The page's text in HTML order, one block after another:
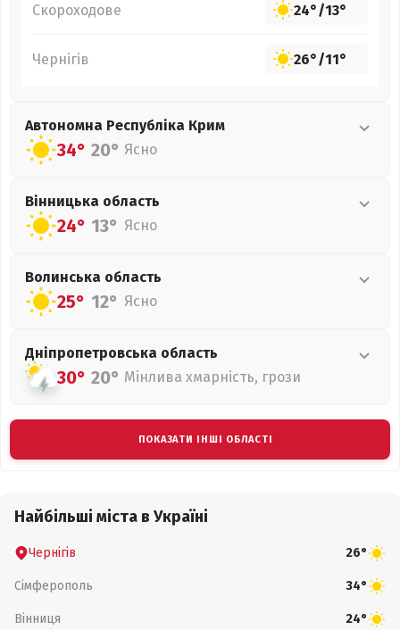
Скороходове 24°/13°
Чернігів 26°/11°
Автономна Республіка Крим
34° 20° Ясно
Вінницька область
24° 13° Ясно
Волинська область
25° 12° Ясно
Дніпропетровська область
30° 20° Мінлива хмарність, грози
ПОКАЗАТИ ІНШІ ОБЛАСТІ
Найбільші міста в Україні
Чернігів 26°
Сімферополь 34°
Вінниця 24°